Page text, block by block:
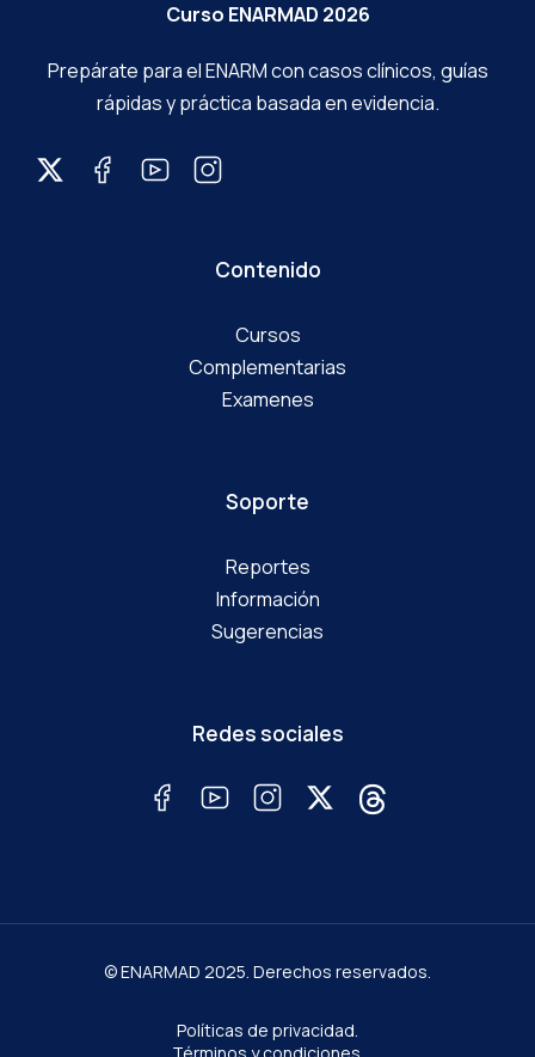
Curso ENARMAD 2026
Prepárate para el ENARM con casos clínicos, guías
rápidas y práctica basada en evidencia.
Contenido
Cursos
Complementarias
Examenes
Soporte
Reportes
Información
Sugerencias
Redes sociales
Políticas de privacidad.
© ENARMAD 2025. Derechos reservados.